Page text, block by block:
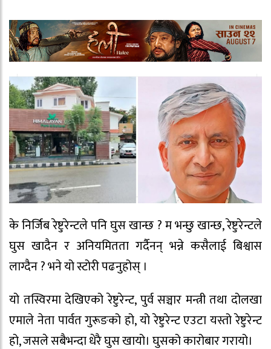
के निर्जिब रेष्टुरेन्टले पनि घुस खान्छ ? म भन्छु खान्छ, रेष्टुरेन्टले
घुस खादैन र अनियमितता गर्दैनन् भन्ने कसैलाई बिश्वास
लाग्दैन ? भने यो स्टोरी पढनुहोस् ।
यो तस्विरमा देखिएको रेष्टुरेन्ट, पुर्व सञ्चार मन्त्री तथा दोलखा
एमाले नेता पार्वत गुरूङको हो, यो रेष्टुरेन्ट एउटा यस्तो रेष्टुरेन्ट
हो, जसले सबैभन्दा धेरै घुस खायो। घुसको कारोबार गरायो।